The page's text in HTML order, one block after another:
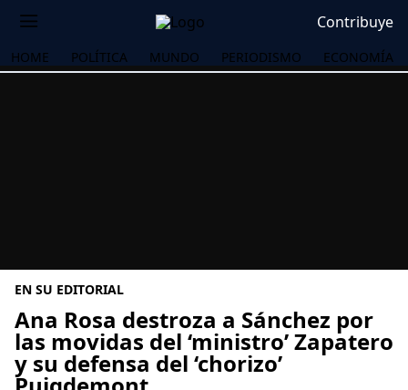
Contribuye
HOME POLÍTICA MUNDO PERIODISMO ECONOMÍA
EN SU EDITORIAL
Ana Rosa destroza a Sánchez por
las movidas del ‘ministro’ Zapatero
y su defensa del ‘chorizo’